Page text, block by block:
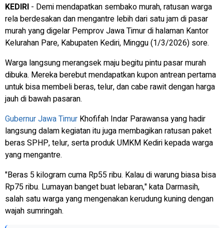
KEDIRI - Demi mendapatkan sembako murah, ratusan warga
rela berdesakan dan mengantre lebih dari satu jam di pasar
murah yang digelar Pemprov Jawa Timur di halaman Kantor
Kelurahan Pare, Kabupaten Kediri, Minggu (1/3/2026) sore.
Warga langsung merangsek maju begitu pintu pasar murah
dibuka. Mereka berebut mendapatkan kupon antrean pertama
untuk bisa membeli beras, telur, dan cabe rawit dengan harga
jauh di bawah pasaran.
Gubernur Jawa Timur Khofifah Indar Parawansa yang hadir
langsung dalam kegiatan itu juga membagikan ratusan paket
beras SPHP, telur, serta produk UMKM Kediri kepada warga
yang mengantre.
"Beras 5 kilogram cuma Rp55 ribu. Kalau di warung biasa bisa
Rp75 ribu. Lumayan banget buat lebaran," kata Darmasih,
salah satu warga yang mengenakan kerudung kuning dengan
wajah sumringah.